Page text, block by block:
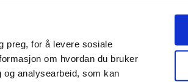
preg, for å levere sosiale
om hvordan du bruker
og analysearbeid, som kan
Personvern Samtykkeerklæring